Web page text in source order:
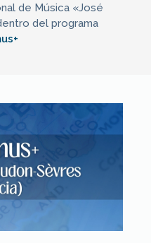
de Música «José
del programa